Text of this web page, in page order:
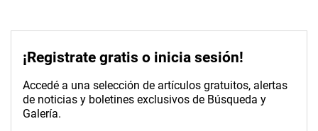
¡Registrate gratis o inicia sesión!
Accedé a una selección de artículos gratuitos, alertas
de noticias y boletines exclusivos de Búsqueda y
Galería.